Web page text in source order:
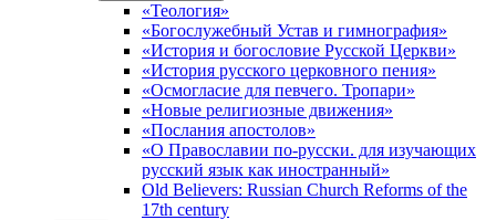
«Теология»
«Богослужебный Устав и гимнография»
«История и богословие Русской Церкви»
«История русского церковного пения»
«Осмогласие для певчего. Тропари»
«Новые религиозные движения»
«Послания апостолов»
«О Православии по-русски. для изучающих
русский язык как иностранный»
Old Believers: Russian Church Reforms of the
17th century